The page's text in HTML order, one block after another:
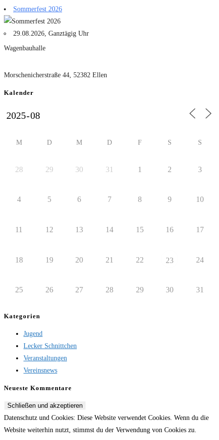
Sommerfest 2026
29.08.2026, Ganztägig Uhr
Wagenbauhalle
Morschenicherstraße 44, 52382 Ellen
Kalender
M D M D F S S
28 29 30 31 1 2 3
4 5 6 7 8 9 10
11 12 13 14 15 16 17
18 19 20 21 22 23 24
25 26 27 28 29 30 31
Kategorien
Jugend
Lecker Schnittchen
Veranstaltungen
Vereinsnews
Neueste Kommentare
Datenschutz und Cookies: Diese Website verwendet Cookies. Wenn du die
Website weiterhin nutzt, stimmst du der Verwendung von Cookies zu.